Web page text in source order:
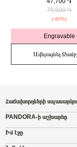
79,500 ֏
(-40%)
Engravable
Ավելացնել
Հաճախորդների
PANDORA-ի աշխարհը
Իմ էջը